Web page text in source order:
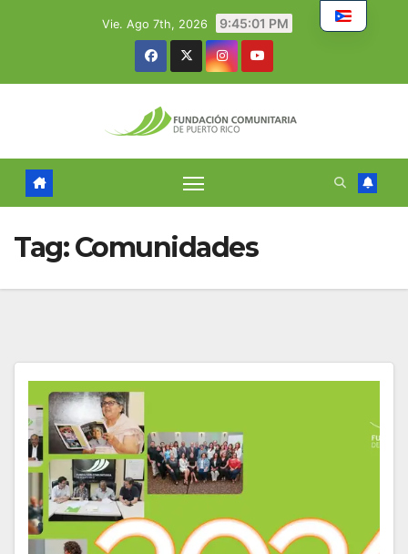
Vie. Ago 7th, 2026 9:45:02 PM
Tag:Comunidades